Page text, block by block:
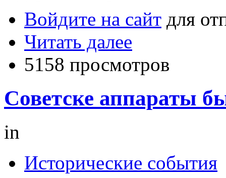
Войдите на сайт для
Читать далее
5158 просмотров
Советске аппараты
in
Исторические события